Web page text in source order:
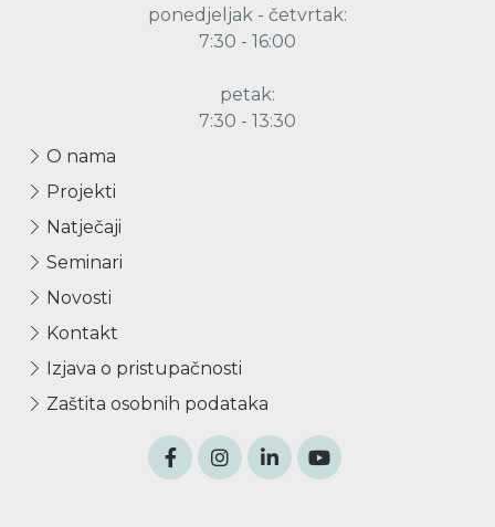
ponedjeljak - četvrtak:
7:30 - 16:00
petak:
7:30 - 13:30
O nama
Projekti
Natječaji
Seminari
Novosti
Kontakt
Izjava o pristupačnosti
Zaštita osobnih podataka